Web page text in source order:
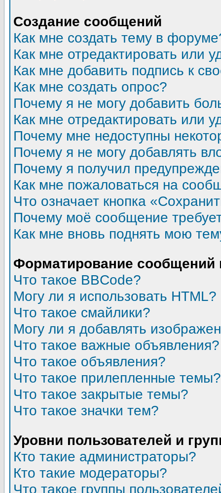
Создание сообщений
Как мне создать тему в
Как мне отредактировать или
Как мне добавить подпись к
Как мне создать опрос?
Почему я не могу добавить
Как мне отредактировать или
Почему мне недоступны
Почему я не могу добавлять
Почему я получил
Как мне пожаловаться на
Что означает кнопка
Почему моё сообщение
Как мне вновь поднять мою
Форматирование
Что такое BBCode?
Могу ли я использовать HTML?
Что такое смайлики?
Могу ли я добавлять
Что такое важные объявления?
Что такое объявления?
Что такое прилепленные темы?
Что такое закрытые темы?
Что такое значки тем?
Уровни пользователей и
Кто такие администраторы?
Кто такие модераторы?
Что такое группы